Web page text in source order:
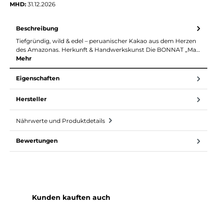
MHD: 31.12.2026
Beschreibung
Tiefgründig, wild & edel – peruanischer Kakao aus dem Herzen
des Amazonas. Herkunft & Handwerkskunst Die BONNAT „Ma…
Mehr
Eigenschaften
Hersteller
Nährwerte und Produktdetails
Bewertungen
Produktgalerie überspringen
Kunden kauften auch